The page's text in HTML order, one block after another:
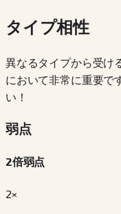
タイプ相性
異なるタイプから受け
において非常に重要で
い！
弱点
2倍弱点
2×